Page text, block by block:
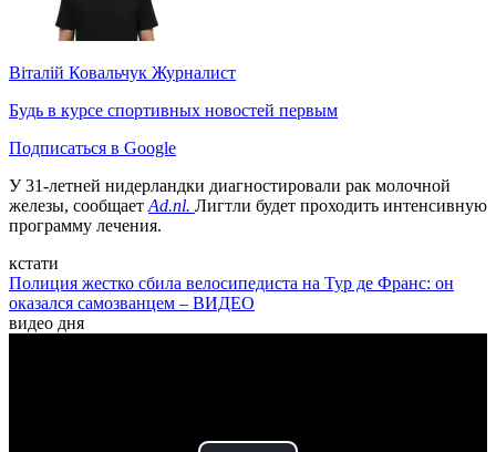
Віталій Ковальчук Журналист
Будь в курсе спортивных новостей первым
Подписаться в Google
У 31-летней нидерландки диагностировали рак молочной
железы, сообщаетAd.nl. Лигтли будет проходить интенсивную
программу лечения.
кстати
Полиция жестко сбила велосипедиста на Тур де Франс: он
оказался самозванцем – ВИДЕО
видео дня